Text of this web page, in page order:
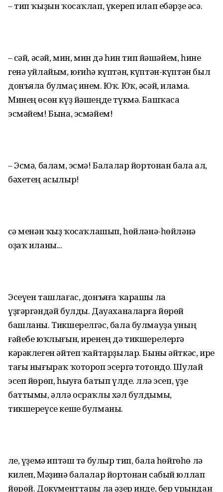
– тип ҡыҙын ҡосаҡлап, үкереп илап ебәрҙе әсә.
– Әсәй, әсәй, мин, мин дә һин тип йәшәйем, һине
генә уйлайым, юғиһә күптән, күптән-күптән был
донъяла булмаҫ инем. Юҡ. Юҡ, әсәй, илама.
Минең өсөн күҙ йәшеңде түкмә. Башҡаса
эсмәйем! Бына, эсмәйем!
– Эсмә, балам, эсмә! Балалар йортонан бала ал,
бәхетең асылыр!
Әсә менән ҡыҙ ҡосаҡлашып, һөйләнә-һөйләнә
оҙаҡ иланы...
Эсеүен ташлағас, донъяға ҡарашы ла
үҙгәргәндәй булды. Дауаханаларға йөрөй
башланы. Тикшерелгәс, бала булмауҙа уның
ғәйебе юҡлығын, иренең дә тикшерелергә
кәрәклеген әйтеп ҡайтарҙылар. Быны әйткәс, ире
тағы нығыраҡ ҡотороп эсергә тотондо. Шулай
эсеп йөрөп, һыуға батып үлде. Әллә эсеп, үҙе
баттымы, әллә осраҡлы хәл булдымы,
тикшереүсе кеше булманы.
Әле, үҙемә иптәш тә булыр тип, бала һөйгөһө лә
килеп, Мәҙинә балалар йортонан сабый юллап
йөрөй. Документтары ла әҙер инде, бер урындан